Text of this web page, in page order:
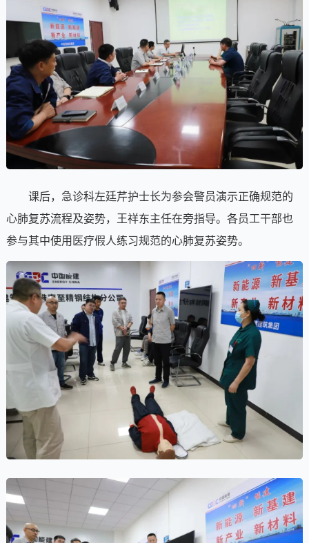
课后，急诊科左廷芹护士长为参会警员演示正确规范的
心肺复苏流程及姿势，王祥东主任在旁指导。各员工干部也
参与其中使用医疗假人练习规范的心肺复苏姿势。